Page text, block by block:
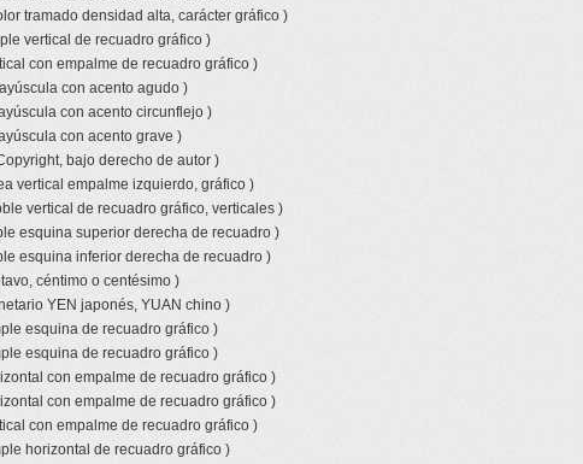
tramado densidad alta, carácter gráfico )
vertical de recuadro gráfico )
con empalme de recuadro gráfico )
con acento agudo )
con acento circunflejo )
con acento grave )
bajo derecho de autor )
vertical empalme izquierdo, gráfico )
vertical de recuadro gráfico, verticales )
esquina superior derecha de recuadro )
esquina inferior derecha de recuadro )
céntimo o centésimo )
YEN japonés, YUAN chino )
esquina de recuadro gráfico )
esquina de recuadro gráfico )
con empalme de recuadro gráfico )
con empalme de recuadro gráfico )
con empalme de recuadro gráfico )
horizontal de recuadro gráfico )